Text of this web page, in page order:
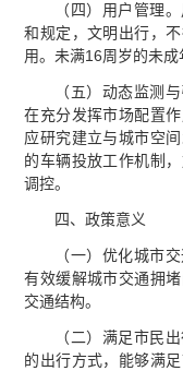
（四）用户管理
和规定，文明出行，
用。未满16周岁的未成
（五）动态监测
在充分发挥市场配置
应研究建立与城市空
的车辆投放工作机制
调控。
四、政策意义
（一）优化城市
有效缓解城市交通拥
交通结构。
（二）满足市民
的出行方式，能够满